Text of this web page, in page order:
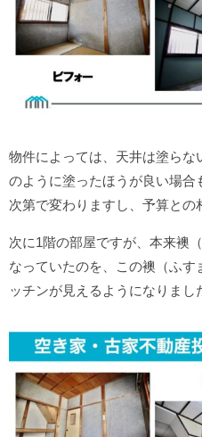
物件によっては、天井は塗らな
のように塗ったほうが良い場
次第で変わりますし、予算との
次に1階の部屋ですが、本来襖
なっていたのを、この襖（ふ
ッチンが見えるようになりまし